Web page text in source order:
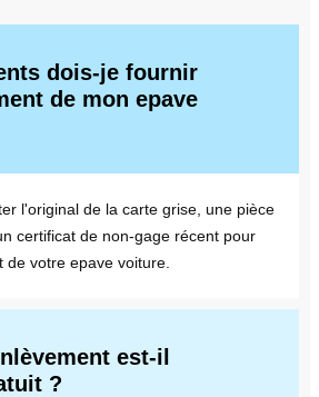
dois-je fournir
de mon epave
l'original de la carte grise, une pièce
certificat de non-gage récent pour
votre epave voiture.
est-il
?